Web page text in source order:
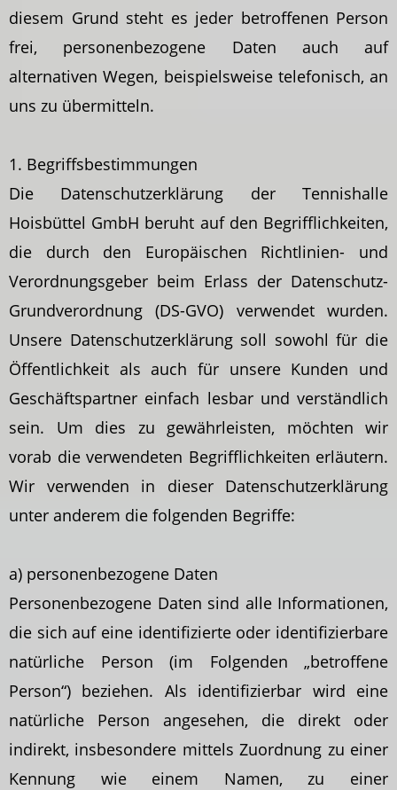
diesem Grund steht es jeder betroffenen Person
frei, personenbezogene Daten auch auf
alternativen Wegen, beispielsweise telefonisch, an
uns zu übermitteln.
1. Begriffsbestimmungen
Die Datenschutzerklärung der Tennishalle
Hoisbüttel GmbH beruht auf den Begrifflichkeiten,
die durch den Europäischen Richtlinien- und
Verordnungsgeber beim Erlass der Datenschutz-
Grundverordnung (DS-GVO) verwendet wurden.
Unsere Datenschutzerklärung soll sowohl für die
Öffentlichkeit als auch für unsere Kunden und
Geschäftspartner einfach lesbar und verständlich
sein. Um dies zu gewährleisten, möchten wir
vorab die verwendeten Begrifflichkeiten erläutern.
Wir verwenden in dieser Datenschutzerklärung
unter anderem die folgenden Begriffe:
a) personenbezogene Daten
Personenbezogene Daten sind alle Informationen,
die sich auf eine identifizierte oder identifizierbare
natürliche Person (im Folgenden „betroffene
Person“) beziehen. Als identifizierbar wird eine
natürliche Person angesehen, die direkt oder
indirekt, insbesondere mittels Zuordnung zu einer
Kennung wie einem Namen, zu einer